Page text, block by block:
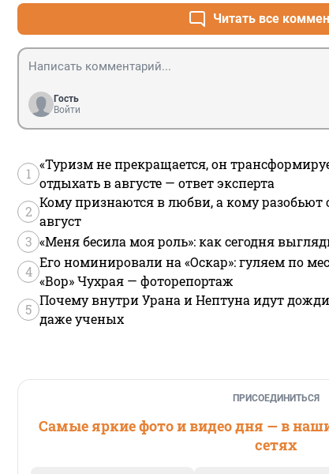
Читать все
Гость
Войти
1
«Туризм не прекращается, он
отдыхать в августе — ответ эксперта
2
Кому признаются в любви, а кому разобьют
август
3 «Меня бесила моя роль»: как сегодня
4
Его номинировали на «Оскар»: гуляем по
«Вор» Чухрая — фоторепортаж
5
Почему внутри Урана и Нептуна идут
даже ученых
ПРИСОЕДИНИТЬСЯ
Самые яркие фото и видео дня — в
сетях